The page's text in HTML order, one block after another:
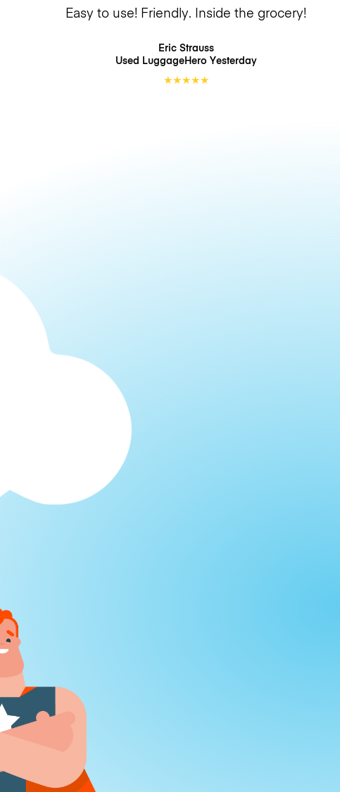
Easy to use! Friendly. Inside the grocery!
Eric Strauss
Used LuggageHero Yesterday
★★★★★